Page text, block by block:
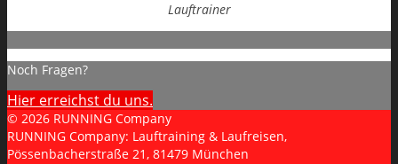
Lauftrainer
Noch Fragen?
Hier erreichst du uns.
© 2026 RUNNING Company
RUNNING Company: Lauftraining & Laufreisen,
Pössenbacherstraße 21, 81479 München